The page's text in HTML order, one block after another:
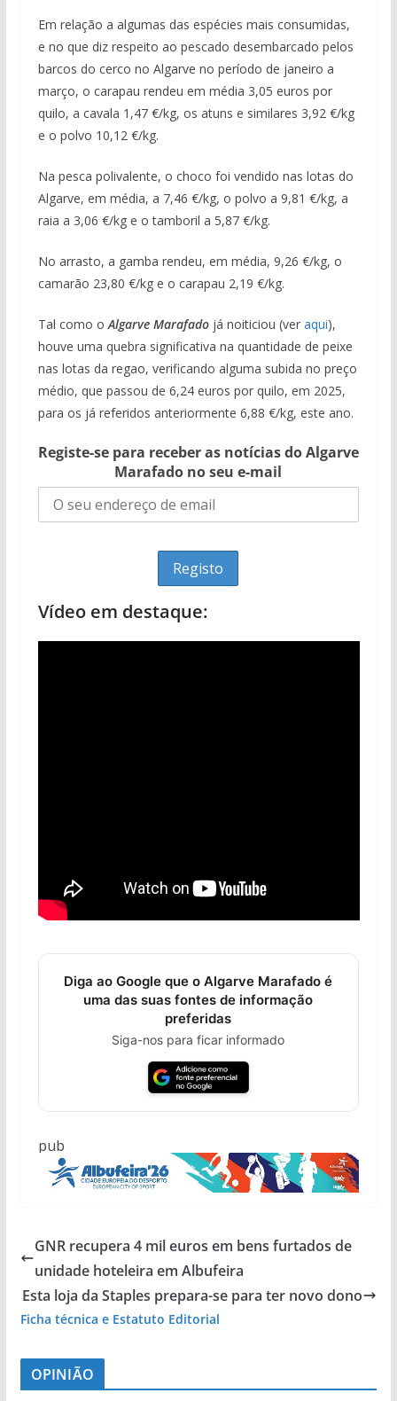
Em relação a algumas das espécies mais consumidas,
e no que diz respeito ao pescado desembarcado pelos
barcos do cerco no Algarve no período de janeiro a
março, o carapau rendeu em média 3,05 euros por
quilo, a cavala 1,47 €/kg, os atuns e similares 3,92 €/kg
e o polvo 10,12 €/kg.
Na pesca polivalente, o choco foi vendido nas lotas do
Algarve, em média, a 7,46 €/kg, o polvo a 9,81 €/kg, a
raia a 3,06 €/kg e o tamboril a 5,87 €/kg.
No arrasto, a gamba rendeu, em média, 9,26 €/kg, o
camarão 23,80 €/kg e o carapau 2,19 €/kg.
Tal como oAlgarve Marafadojá noiticiou (ver aqui),
houve uma quebra significativa na quantidade de peixe
nas lotas da regao, verificando alguma subida no preço
médio, que passou de 6,24 euros por quilo, em 2025,
para os já referidos anteriormente 6,88 €/kg, este ano.
Registe-se para receber as notícias do Algarve
Marafado no seu e-mail
Vídeo em destaque:
Diga ao Google que o Algarve Marafado é
uma das suas fontes de informação
preferidas
Siga-nos para ficar informado
pub
GNR recupera 4 mil euros em bens furtados de
unidade hoteleira em Albufeira
Esta loja da Staples prepara-se para ter novo dono
Ficha técnica e Estatuto Editorial
OPINIÃO